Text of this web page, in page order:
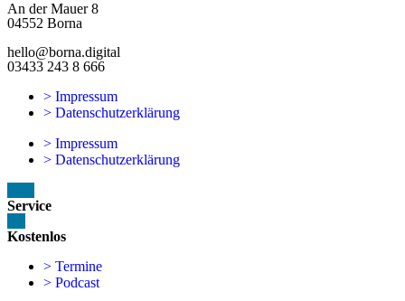
An der Mauer 8
04552 Borna
hello@borna.digital
03433 243 8 666
> Impressum
> Datenschutzerklärung
> Impressum
> Datenschutzerklärung
Service
Kostenlos
> Termine
> Podcast